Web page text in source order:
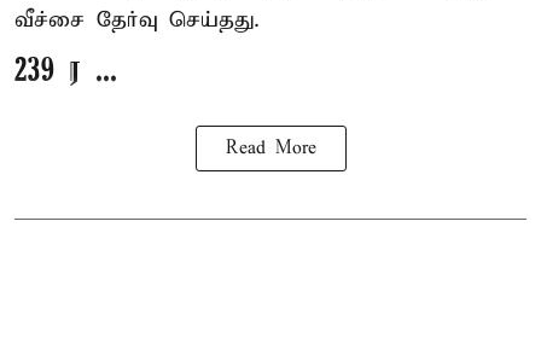
வீச்சை தேர்வு செய்தது.
239 ர ...
Read More